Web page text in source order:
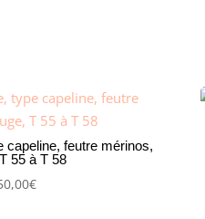
capeline, feutre mérinos,
55 à T 58
€